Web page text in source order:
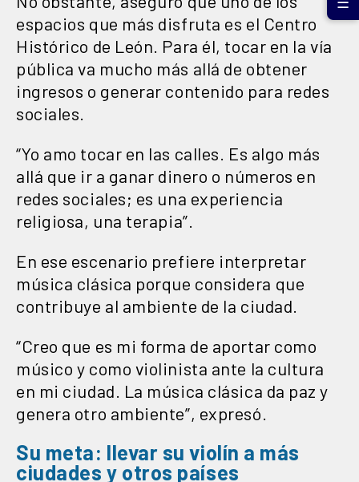
espacios que más disfruta es el Centro
Histórico de León. Para él, tocar en la vía
pública va mucho más allá de obtener
ingresos o generar contenido para redes
sociales.
“Yo amo tocar en las calles. Es algo más
allá que ir a ganar dinero o números en
redes sociales; es una experiencia
religiosa, una terapia”.
En ese escenario prefiere interpretar
música clásica porque considera que
contribuye al ambiente de la ciudad.
“Creo que es mi forma de aportar como
músico y como violinista ante la cultura
en mi ciudad. La música clásica da paz y
genera otro ambiente”, expresó.
Su meta: llevar su violín a más
ciudades y otros países